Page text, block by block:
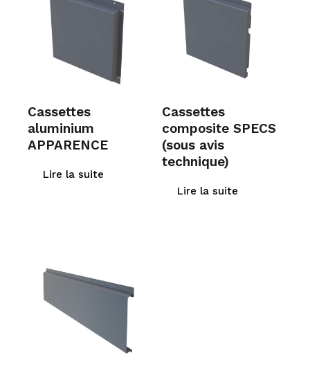
Cassettes
aluminium
APPARENCE
Lire la suite
Cassettes
composite SPECS
(sous avis
technique)
Lire la suite